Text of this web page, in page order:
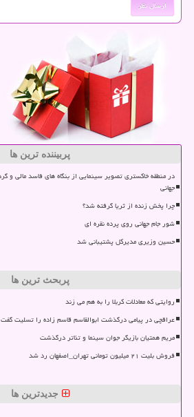
پربیننده ترین ها
در منطقه خاکستری تصویر سینمایی از بنگاه های فاسد مالی و
جهانی
چرا پخش زنده از ثریا گرفته شد؟
شور جام جهانی روی پرده نقره ای
حسین وزیری مدیرکل پشتیبانی شد
پربحث ترین ها
روایتی که معادلات کربلا را به هم می زند
عراقچی در پیامی درگذشت ابوالقاسم قاسم زاده را تسلیت گفت
مریم همتیان بازیگر جوان سینما و تئاتر درگذشت
فروش بلیت ۲۱ میلیون تومانی تهران_اصفهان رد شد
جدیدترین ها